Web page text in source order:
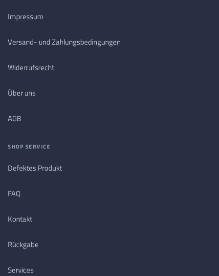
Impressum
Versand- und Zahlungsbedingungen
Widerrufsrecht
Über uns
AGB
SHOP SERVICE
Defektes Produkt
FAQ
Kontakt
Rückgabe
Services